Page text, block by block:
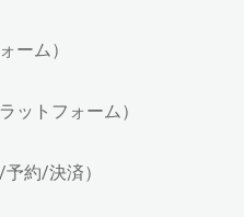
ーム）
ットフォーム）
約/決済）